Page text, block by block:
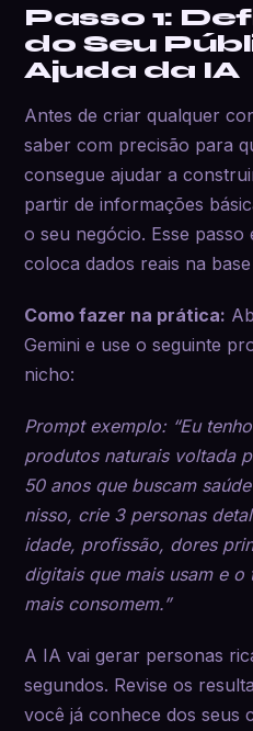
Passo 1:
do Seu
Ajuda da IA
Antes de criar qualquer
saber com precisão para
consegue ajudar a
partir de informações
o seu negócio. Esse passo
coloca dados reais na
Como fazer na prática:
Gemini e use o seguinte
nicho:
Prompt exemplo: “Eu
produtos naturais voltada
50 anos que buscam
nisso, crie 3 personas
idade, profissão, dores
digitais que mais usam e
mais consomem.”
A IA vai gerar personas
segundos. Revise os
você já conhece dos seus